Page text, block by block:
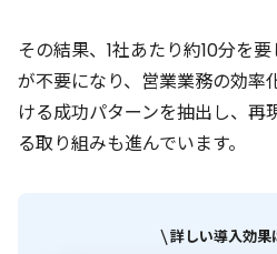
その結果、1社あたり約10分を
が不要になり、営業業務の効率
ける成功パターンを抽出し、再
る取り組みも進んでいます。
詳しい導入効果